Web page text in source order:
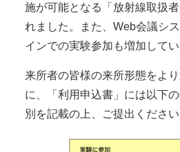
施が可能となる「放射線取扱
れました。また、Web会議シ
インでの実験参加も増加してい
来所者の皆様の来所形態をよ
に、「利用申込書」には以下
別を記載の上、ご提出ください